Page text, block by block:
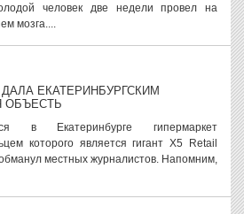
человек две недели провел на
мозга....
ДАЛА ЕКАТЕРИНБУРГСКИМ
ОБЪЕСТЬ
в Екатеринбурге гипермаркет
которого является гигант X5 Retail
местных журналистов. Напомним,